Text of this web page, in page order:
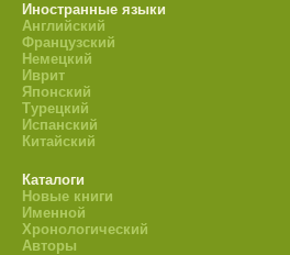
Иностранные языки
Английский
Французский
Немецкий
Иврит
Японский
Турецкий
Испанский
Китайский
Каталоги
Новые книги
Именной
Хронологический
Авторы